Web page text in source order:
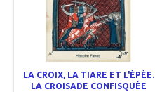
LA CROIX, LA TIARE ET L'ÉPÉE.
LA CROISADE CONFISQUÉE